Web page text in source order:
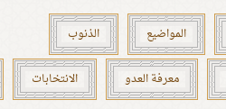
المواضيع الذنوب
معرفة العدو الانتخابات